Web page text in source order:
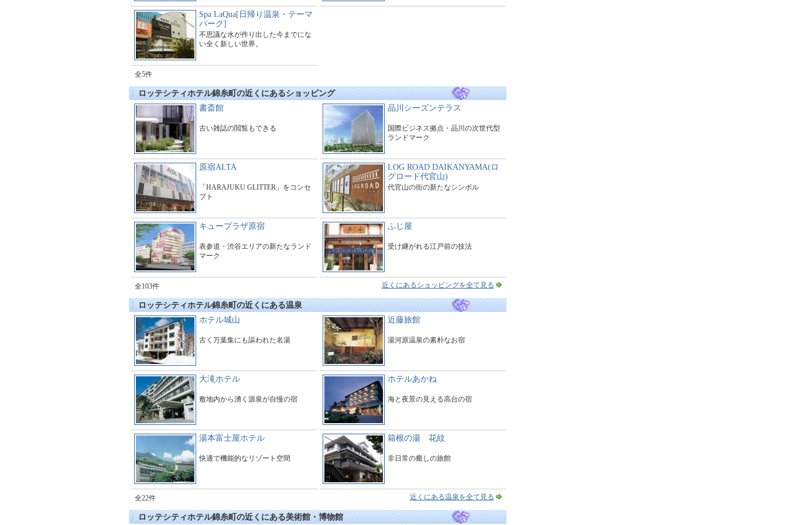
Spa LaQua[日帰り温泉・テーマ
パーク]
不思議な水が作り出した今までにな
い全く新しい世界。
全5件
ロッテシティホテル錦糸町の近くにあるショッピング
書斎館
古い雑誌の閲覧もできる
品川シーズンテラス
国際ビジネス拠点・品川の次世代型
ランドマーク
原宿ALTA
「HARAJUKU GLITTER」をコンセ
プト
LOG ROAD DAIKANYAMA(ロ
グロード代官山)
代官山の街の新たなシンボル
キュープラザ原宿
表参道・渋谷エリアの新たなランド
マーク
ふじ屋
受け継がれる江戸前の技法
全103件 近くにあるショッピングを全て見る
ロッテシティホテル錦糸町の近くにある温泉
ホテル城山
古く万葉集にも謳われた名湯
近藤旅館
湯河原温泉の素朴なお宿
大滝ホテル
敷地内から湧く源泉が自慢の宿
ホテルあかね
海と夜景の見える高台の宿
湯本富士屋ホテル
快適で機能的なリゾート空間
箱根の湯 花紋
非日常の癒しの旅館
全22件 近くにある温泉を全て見る
ロッテシティホテル錦糸町の近くにある美術館・博物館